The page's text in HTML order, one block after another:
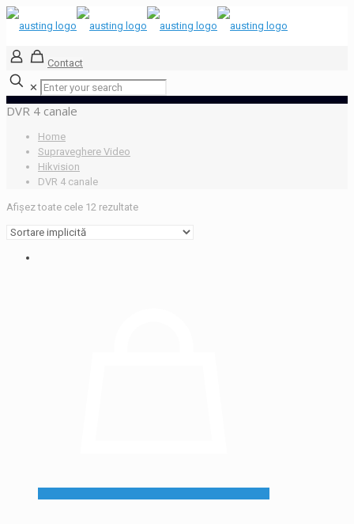
Contact
✕
DVR 4 canale
Home
Supraveghere Video
Hikvision
DVR 4 canale
Afișez toate cele 12 rezultate